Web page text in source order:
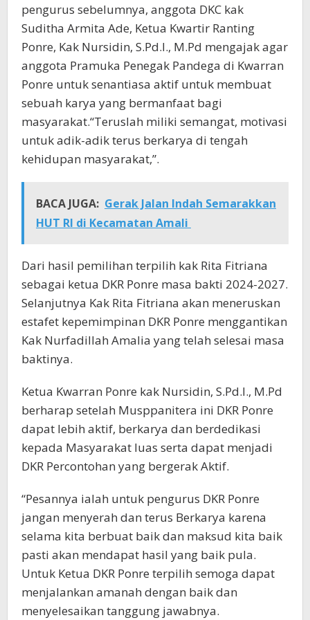
pengurus sebelumnya, anggota DKC kak
Suditha Armita Ade, Ketua Kwartir Ranting
Ponre, Kak Nursidin, S.Pd.I., M.Pd mengajak agar
anggota Pramuka Penegak Pandega di Kwarran
Ponre untuk senantiasa aktif untuk membuat
sebuah karya yang bermanfaat bagi
masyarakat.“Teruslah miliki semangat, motivasi
untuk adik-adik terus berkarya di tengah
kehidupan masyarakat,”.
BACA JUGA: Gerak Jalan Indah Semarakkan
HUT RI di Kecamatan Amali
Dari hasil pemilihan terpilih kak Rita Fitriana
sebagai ketua DKR Ponre masa bakti 2024-2027.
Selanjutnya Kak Rita Fitriana akan meneruskan
estafet kepemimpinan DKR Ponre menggantikan
Kak Nurfadillah Amalia yang telah selesai masa
baktinya.
Ketua Kwarran Ponre kak Nursidin, S.Pd.I., M.Pd
berharap setelah Musppanitera ini DKR Ponre
dapat lebih aktif, berkarya dan berdedikasi
kepada Masyarakat luas serta dapat menjadi
DKR Percontohan yang bergerak Aktif.
“Pesannya ialah untuk pengurus DKR Ponre
jangan menyerah dan terus Berkarya karena
selama kita berbuat baik dan maksud kita baik
pasti akan mendapat hasil yang baik pula.
Untuk Ketua DKR Ponre terpilih semoga dapat
menjalankan amanah dengan baik dan
menyelesaikan tanggung jawabnya.